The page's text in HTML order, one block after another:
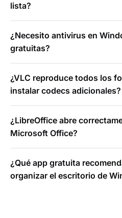
lista?
¿Necesito antivirus en
gratuitas?
¿VLC reproduce todos los
instalar codecs adicionales?
¿LibreOffice abre
Microsoft Office?
¿Qué app gratuita
organizar el escritorio de